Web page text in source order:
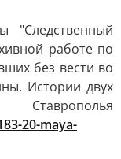
"Следственный
работе по
без вести во
Истории двух
20-maya-